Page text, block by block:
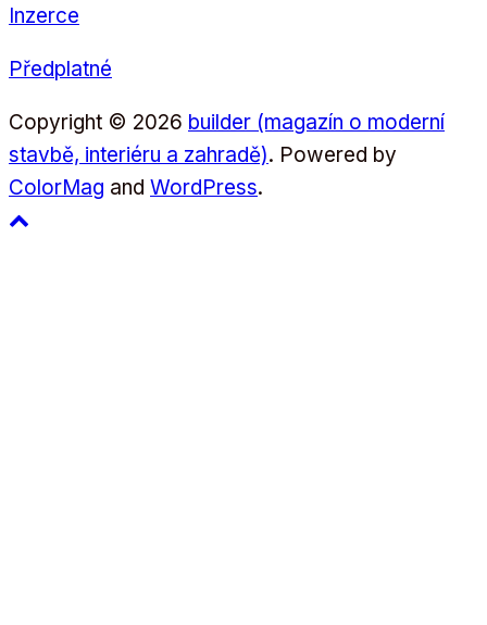
Inzerce
Předplatné
Copyright © 2026 builder (magazín o moderní
stavbě, interiéru a zahradě). Powered by
ColorMag and WordPress.